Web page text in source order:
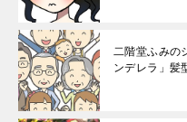
二階堂ふみの
ンデレラ」髪